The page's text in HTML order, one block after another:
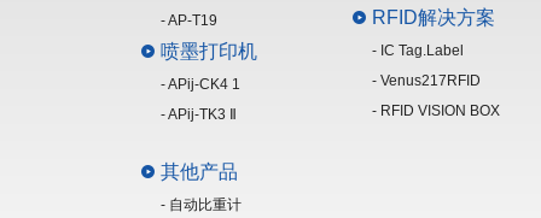
- AP-T19
喷墨打印机
- APij-CK4 1
- APij-TK3 Ⅱ
其他产品
- 自动比重计
RFID解决方案
- IC Tag.Label
- Venus217RFID
- RFID VISION BOX